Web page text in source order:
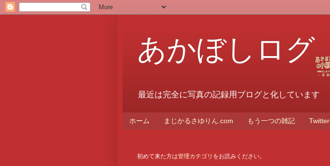
あかぼしログ
最近は完全に写真の記録用ブログと化しています
ホーム まじかるさゆりん.com もう一つの雑記 Twitter
初めて来た方は管理カテゴリ をお読みください。